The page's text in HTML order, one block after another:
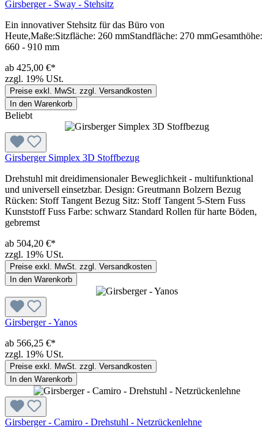
Girsberger - Sway - Stehsitz
Ein innovativer Stehsitz für das Büro von
Heute,Maße:Sitzfläche: 260 mmStandfläche: 270 mmGesamthöhe:
660 - 910 mm
ab 425,00 €*
zzgl. 19% USt.
Preise exkl. MwSt. zzgl. Versandkosten
In den Warenkorb
Beliebt
Girsberger Simplex 3D Stoffbezug
Drehstuhl mit dreidimensionaler Beweglichkeit - multifunktional
und universell einsetzbar. Design: Greutmann Bolzern Bezug
Rücken: Stoff Tangent Bezug Sitz: Stoff Tangent 5-Stern Fuss
Kunststoff Fuss Farbe: schwarz Standard Rollen für harte Böden,
gebremst
ab 504,20 €*
zzgl. 19% USt.
Preise exkl. MwSt. zzgl. Versandkosten
In den Warenkorb
Girsberger - Yanos
ab 566,25 €*
zzgl. 19% USt.
Preise exkl. MwSt. zzgl. Versandkosten
In den Warenkorb
Girsberger - Camiro - Drehstuhl - Netzrückenlehne